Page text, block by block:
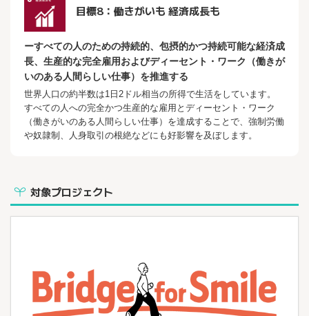
目標8：働きがいも 経済成長も
ーすべての人のための持続的、包摂的かつ持続可能な経済成
長、生産的な完全雇用およびディーセント・ワーク（働きが
いのある人間らしい仕事）を推進する
世界人口の約半数は1日2ドル相当の所得で生活をしています。
すべての人への完全かつ生産的な雇用とディーセント・ワーク
（働きがいのある人間らしい仕事）を達成することで、強制労働
や奴隷制、人身取引の根絶などにも好影響を及ぼします。
対象プロジェクト